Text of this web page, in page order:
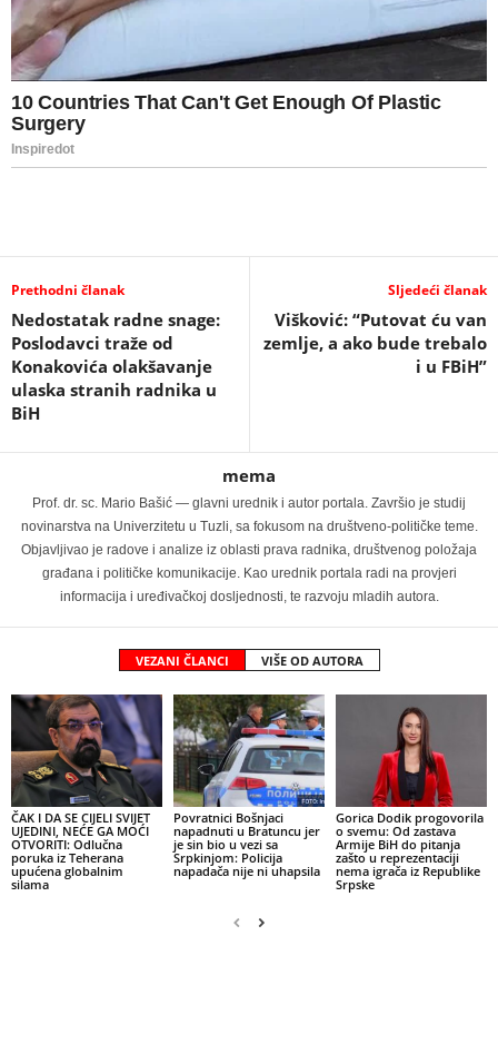
Prethodni članak
Nedostatak radne snage:
Poslodavci traže od
Konakovića olakšavanje
ulaska stranih radnika u
BiH
Sljedeći članak
Višković: “Putovat ću van
zemlje, a ako bude trebalo
i u FBiH”
mema
Prof. dr. sc. Mario Bašić — glavni urednik i autor portala. Završio je studij
novinarstva na Univerzitetu u Tuzli, sa fokusom na društveno-političke teme.
Objavljivao je radove i analize iz oblasti prava radnika, društvenog položaja
građana i političke komunikacije. Kao urednik portala radi na provjeri
informacija i uređivačkoj dosljednosti, te razvoju mladih autora.
VEZANI ČLANCI VIŠE OD AUTORA
ČAK I DA SE CIJELI SVIJET
UJEDINI, NEĆE GA MOĆI
OTVORITI: Odlučna
poruka iz Teherana
upućena globalnim
silama
Povratnici Bošnjaci
napadnuti u Bratuncu jer
je sin bio u vezi sa
Srpkinjom: Policija
napadača nije ni uhapsila
Gorica Dodik progovorila
o svemu: Od zastava
Armije BiH do pitanja
zašto u reprezentaciji
nema igrača iz Republike
Srpske